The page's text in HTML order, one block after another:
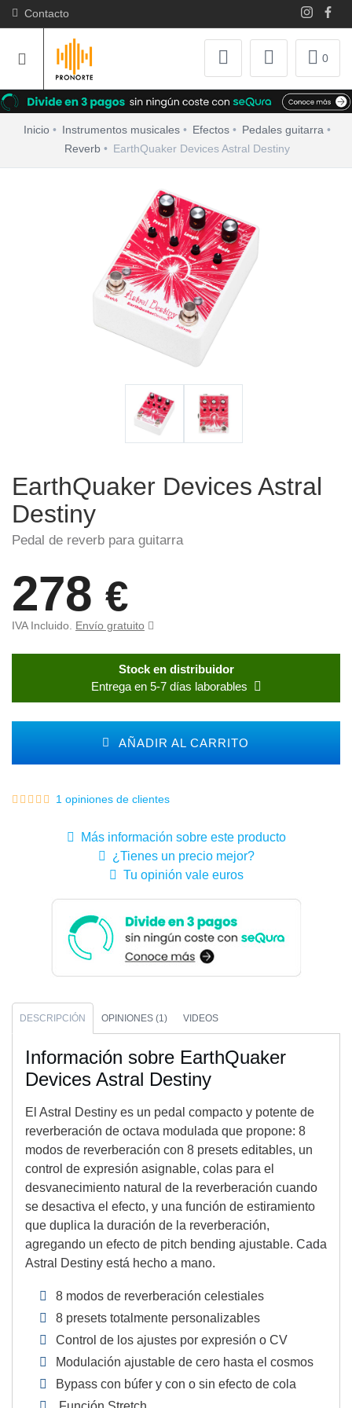
Contacto
0
Inicio Instrumentos musicales Efectos
Pedales guitarra
Reverb
EarthQuaker Devices Astral Destiny
EarthQuaker Devices Astral
Destiny
Pedal de reverb para guitarra
278 €
IVA Incluido. Envío gratuito
Stock en distribuidor
Entrega en 5-7 días laborables
AÑADIR AL CARRITO
1 opiniones de clientes
Más información sobre este producto
¿Tienes un precio mejor?
Tu opinión vale euros
DESCRIPCIÓN OPINIONES (1) VIDEOS
Información sobre EarthQuaker
Devices Astral Destiny
El Astral Destiny es un pedal compacto y potente de
reverberación de octava modulada que propone: 8
modos de reverberación con 8 presets editables, un
control de expresión asignable, colas para el
desvanecimiento natural de la reverberación cuando
se desactiva el efecto, y una función de estiramiento
que duplica la duración de la reverberación,
agregando un efecto de pitch bending ajustable. Cada
Astral Destiny está hecho a mano.
8 modos de reverberación celestiales
8 presets totalmente personalizables
Control de los ajustes por expresión o CV
Modulación ajustable de cero hasta el cosmos
Bypass con búfer y con o sin efecto de cola